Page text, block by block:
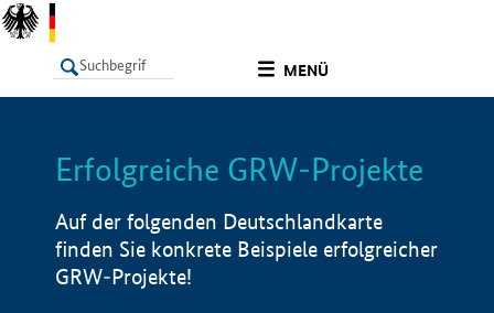
MENÜ
LISTE Info
Erfolgreiche GRW-Projekte
Auf der folgenden Deutschlandkarte
finden Sie konkrete Beispiele erfolgreicher
GRW-Projekte!